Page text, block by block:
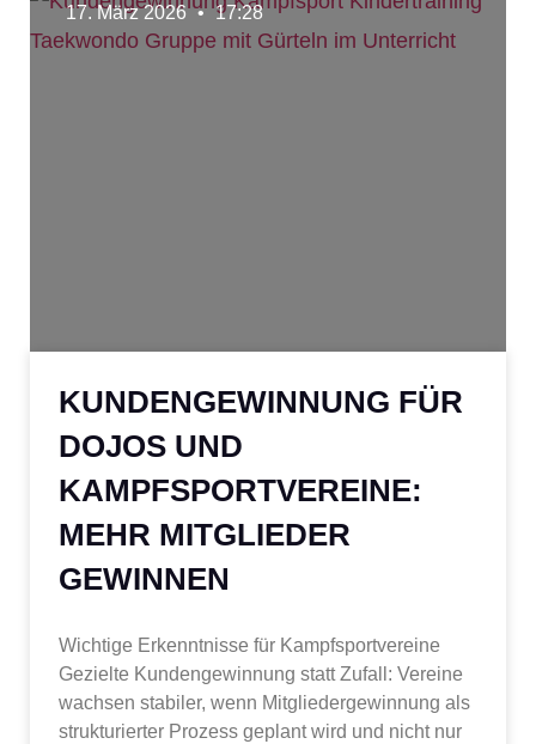
KUNDENGEWINNUNG FÜR
DOJOS UND
KAMPFSPORTVEREINE:
MEHR MITGLIEDER
GEWINNEN
Wichtige Erkenntnisse für Kampfsportvereine
Gezielte Kundengewinnung statt Zufall: Vereine
wachsen stabiler, wenn Mitgliedergewinnung als
strukturierter Prozess geplant wird und nicht nur
17. März 2026 17:28